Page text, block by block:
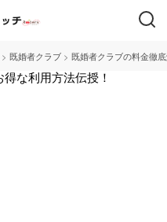
> 既婚者クラブ > 既婚者クラブの料金徹